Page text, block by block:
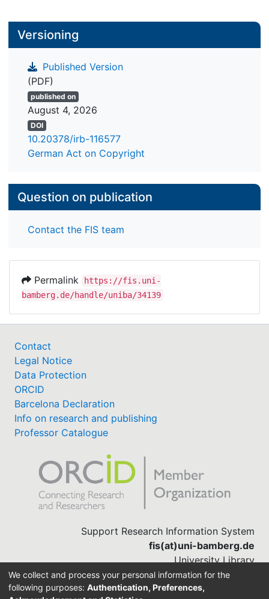
Versioning
Published Version
(PDF)
published on
August 4, 2026
DOI
10.20378/irb-116577
German Act on Copyright
Question on publication
Contact the FIS team
Permalink
https://fis.uni-
bamberg.de/handle/uniba/34139
Contact
Legal Notice
Data Protection
ORCID
Barcelona Declaration
Info on research and publishing
Professor Catalogue
Support Research Information System
fis(at)uni-bamberg.de
University Library
(0951) 863-1568
We collect and process your personal information for the
following purposes: Authentication, Preferences,